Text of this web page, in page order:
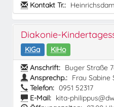
Kontakt Tr.:
Diakonie-
KiGa
KiHo
Anschrift: Buger Straße
Ansprechp.: Frau Sabine
Telefon: 0951 52317
E-Mail: kita-